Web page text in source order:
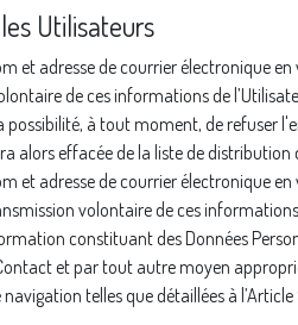
Utilisateurs
et adresse de courrier électronique
de ces informations de
possibilité, à tout moment, de refuser
alors effacée de la liste de distribution
et adresse de courrier électronique
volontaire de ces
constituant des Données
et par tout autre moyen
navigation telles que détaillées à